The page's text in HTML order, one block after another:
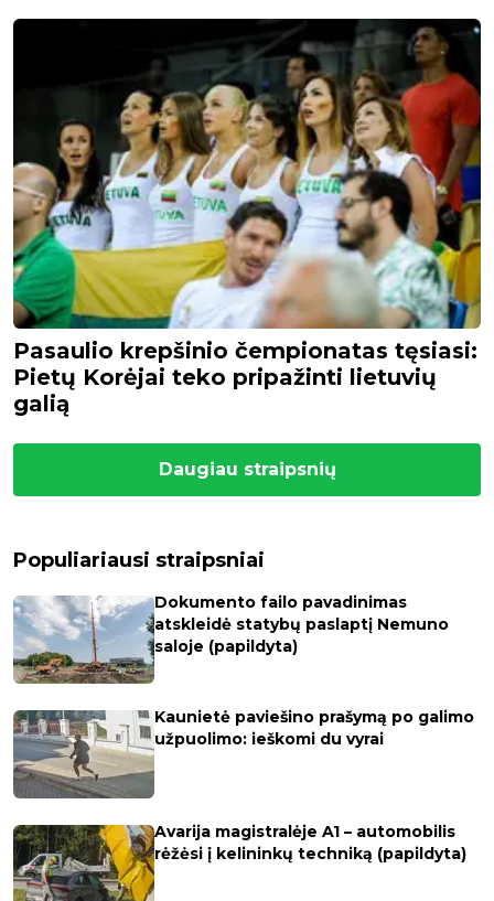
Pasaulio krepšinio čempionatas tęsiasi:
Pietų Korėjai teko pripažinti lietuvių
galią
Daugiau straipsnių
Populiariausi straipsniai
Dokumento failo pavadinimas
atskleidė statybų paslaptį Nemuno
saloje (papildyta)
Kaunietė paviešino prašymą po galimo
užpuolimo: ieškomi du vyrai
Avarija magistralėje A1 – automobilis
rėžėsi į kelininkų techniką (papildyta)